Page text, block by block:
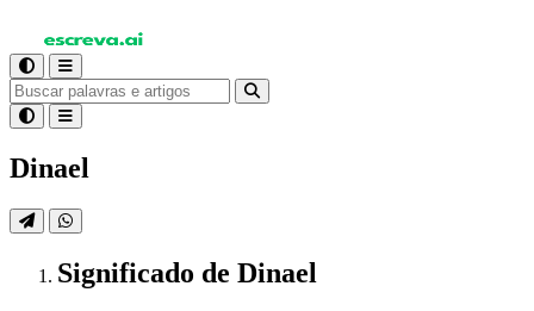
Dinael
Significado de Dinael